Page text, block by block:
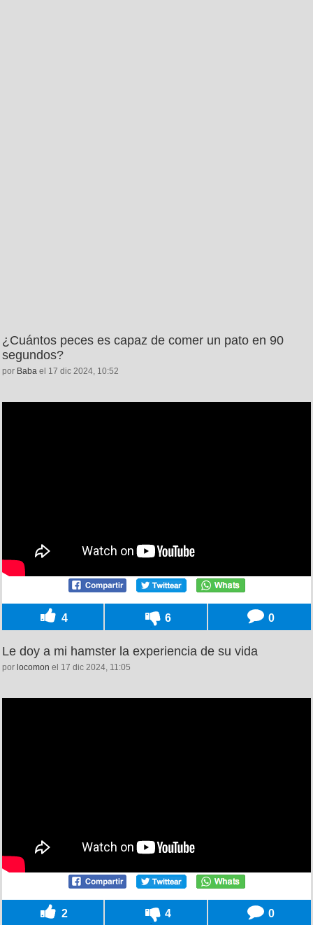
¿Cuántos peces es capaz de comer un pato en 90
segundos?
por Baba el 17 dic 2024, 10:52
4 6 0
Le doy a mi hamster la experiencia de su vida
por locomon el 17 dic 2024, 11:05
2 4 0